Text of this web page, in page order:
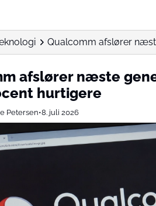
Qualcomm afslører
afslører næste
hurtigere
Petersen•8. juli 2026